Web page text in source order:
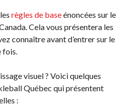
règles de baseénoncées sur le
Cela vous présentera les
connaître avant d’entrer sur le
fois.
visuel ? Voici quelques
Québec qui présentent
: